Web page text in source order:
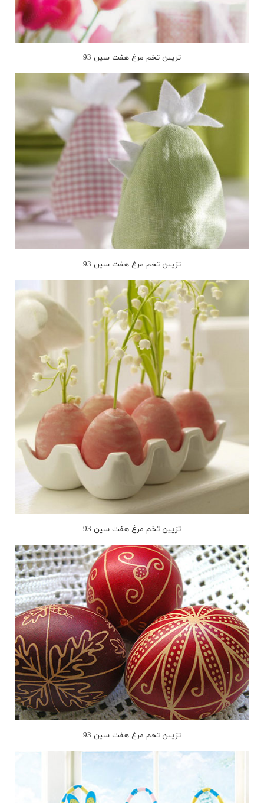
تزیین تخم مرغ هفت سین 93
تزیین تخم مرغ هفت سین 93
تزیین تخم مرغ هفت سین 93
تزیین تخم مرغ هفت سین 93